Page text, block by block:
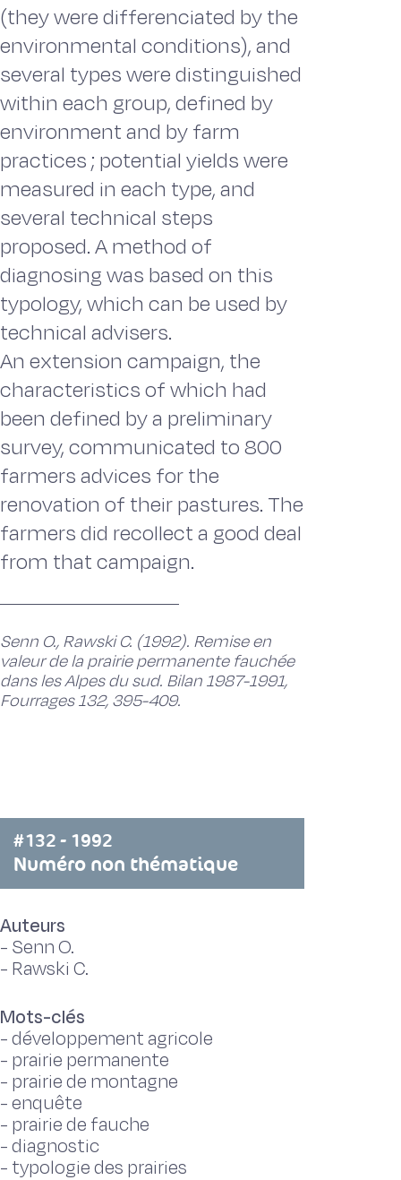
(they were differenciated by the
environmental conditions), and
several types were distinguished
within each group, defined by
environment and by farm
practices ; potential yields were
measured in each type, and
several technical steps
proposed. A method of
diagnosing was based on this
typology, which can be used by
technical advisers.
An extension campaign, the
characteristics of which had
been defined by a preliminary
survey, communicated to 800
farmers advices for the
renovation of their pastures. The
farmers did recollect a good deal
from that campaign.
Senn O., Rawski C. (1992). Remise en
valeur de la prairie permanente fauchée
dans les Alpes du sud. Bilan 1987-1991,
Fourrages 132, 395-409.
#132 - 1992
Numéro non thématique
Auteurs
- Senn O.
- Rawski C.
Mots-clés
-développement agricole
- prairie permanente
- prairie de montagne
-enquête
- prairie de fauche
-diagnostic
- typologie des prairies